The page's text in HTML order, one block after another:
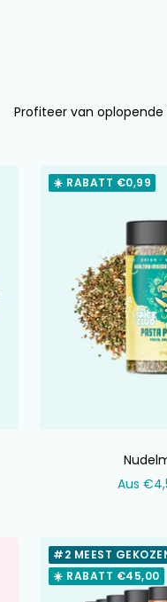
Profiteer van
☀️ RABATT €0,99
Aus
#2 MEEST
☀️ RABATT €45,00